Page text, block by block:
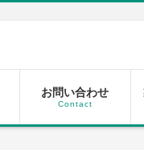
お問い合わせ
Contact